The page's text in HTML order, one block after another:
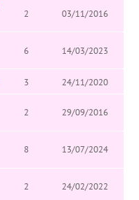
2 03/11/2016
6 14/03/2023
3
24/11/2020
2 29/09/2016
8 13/07/2024
2 24/02/2022